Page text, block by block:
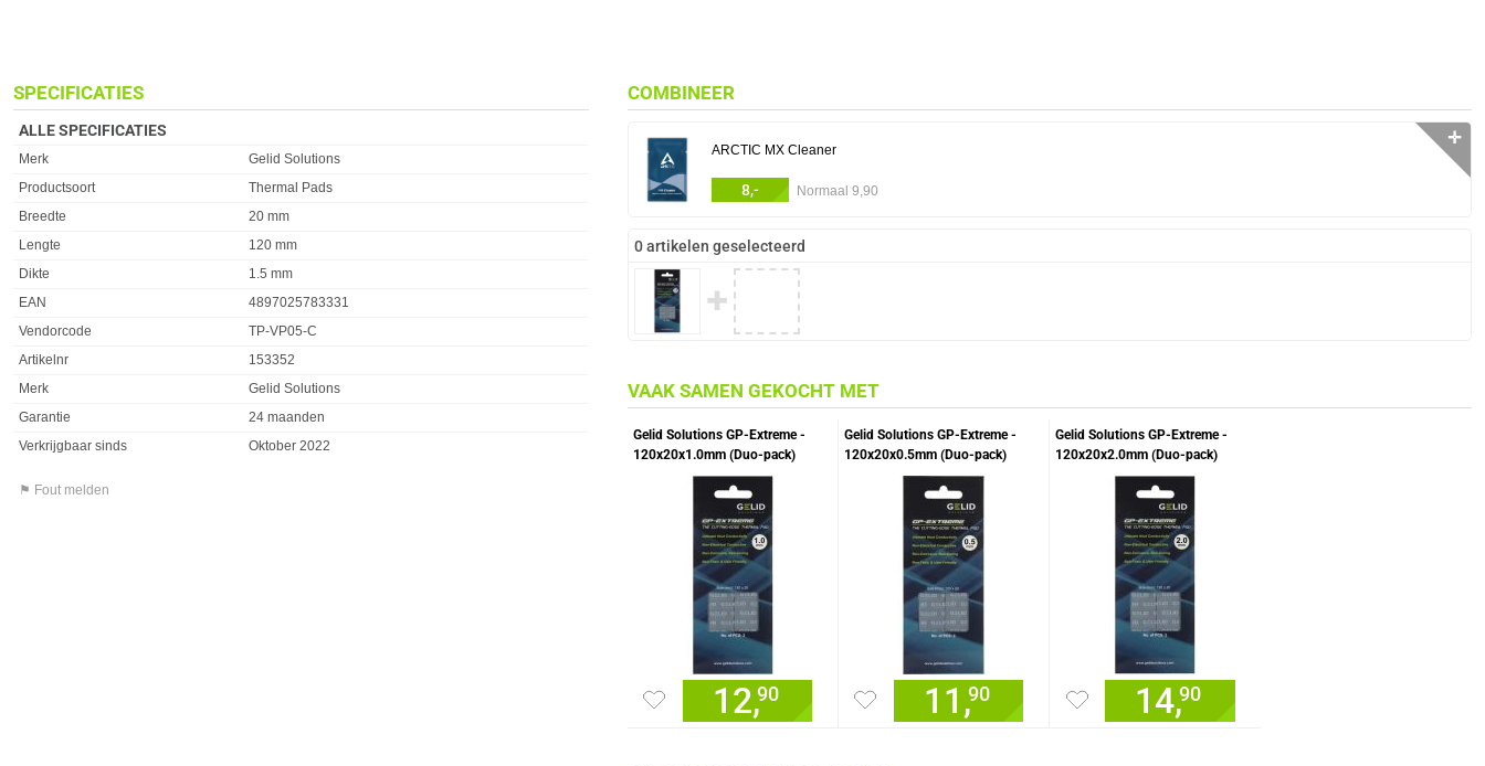
SPECIFICATIES
ALLE SPECIFICATIES
Merk
Gelid Solutions
Productsoort
Thermal Pads
Breedte
20 mm
Lengte
120 mm
Dikte
1.5 mm
EAN
4897025783331
Vendorcode
TP-VP05-C
Artikelnr
153352
Merk
Gelid Solutions
Garantie
24 maanden
Verkrijgbaar sinds
Oktober 2022
⚑ Fout melden
COMBINEER
ARCTIC MX Cleaner
8,- Normaal 9,90
✛
0 artikelen geselecteerd
✚
VAAK SAMEN GEKOCHT MET
Gelid Solutions GP-Extreme -
120x20x1.0mm (Duo-pack)
12,90
Gelid Solutions GP-Extreme -
120x20x0.5mm (Duo-pack)
11,90
Gelid Solutions GP-Extreme -
120x20x2.0mm (Duo-pack)
14,90